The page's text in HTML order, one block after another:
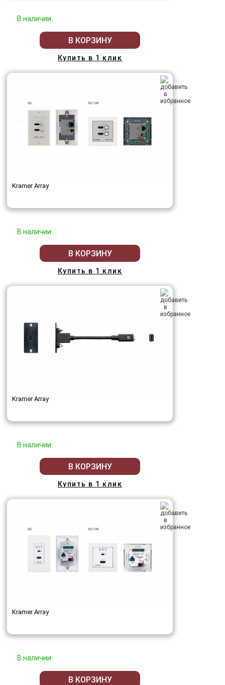
В наличии
В КОРЗИНУ
Купить в 1 клик
Kramer Array
В наличии
В КОРЗИНУ
Купить в 1 клик
Kramer Array
В наличии
В КОРЗИНУ
Купить в 1 клик
Kramer Array
В наличии
В КОРЗИНУ